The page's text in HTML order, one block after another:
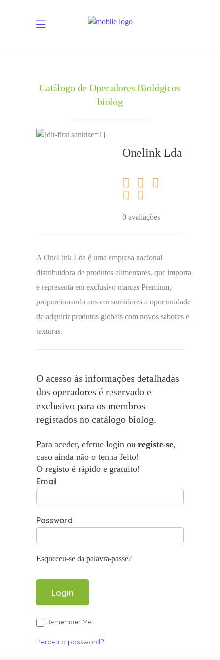
Catálogo de Operadores Biológicos
biolog
Onelink Lda
0 avaliações
A OneLink Lda é uma empresa nacional
distribuidora de produtos alimentares, que importa
e representa em exclusivo marcas Premium,
proporcionando aos consumidores a oportunidade
de adquirir produtos globais com novos sabores e
texturas.
O acesso às informações detalhadas
dos operadores é reservado e
exclusivo para os membros
registados no catálogo biolog.
Para aceder, efetue login ou registe-se,
caso ainda não o tenha feito!
O registo é rápido e gratuito!
Email
Password
Esqueceu-se da palavra-passe?
Remember Me
Perdeu a password?